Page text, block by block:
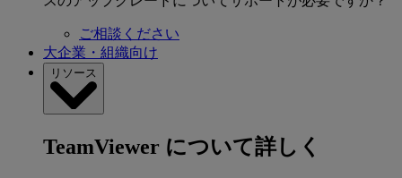
ご相談ください
大企業・組織向け
リソース
TeamViewer について詳しく